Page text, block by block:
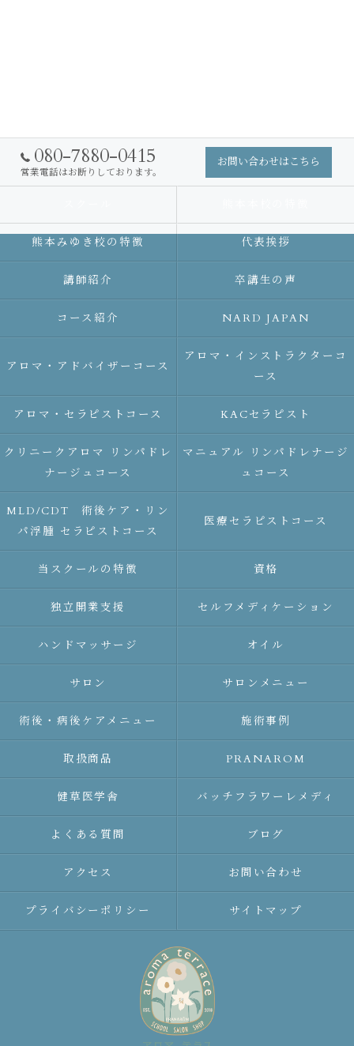
080-7880-0415
営業電話はお断りしております。
お問い合わせはこちら
熊本みゆき校の特徴 代表挨拶
講師紹介 卒講生の声
コース紹介 NARD JAPAN
アロマ・アドバイザーコース
アロマ・インストラクターコ
ース
アロマ・セラピストコース KACセラピスト
クリニークアロマ リンパドレ
ナージュコース
マニュアル リンパドレナージ
ュコース
MLD/CDT 術後ケア・リン
パ浮腫 セラピストコース
医療セラピストコース
当スクールの特徴 資格
独立開業支援 セルフメディケーション
ハンドマッサージ オイル
サロン サロンメニュー
術後・病後ケアメニュー 施術事例
取扱商品 PRANAROM
健草医学舎 バッチフラワーレメディ
よくある質問 ブログ
アクセス お問い合わせ
プライバシーポリシー サイトマップ